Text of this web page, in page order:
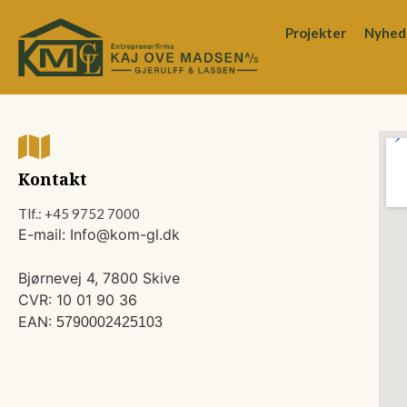
Projekter
Kontakt
Tlf.: +45 9752 7000
E-mail: Info@kom-gl.dk
Bjørnevej 4, 7800 Skive
CVR: 10 01 90 36
EAN: 5790002425103